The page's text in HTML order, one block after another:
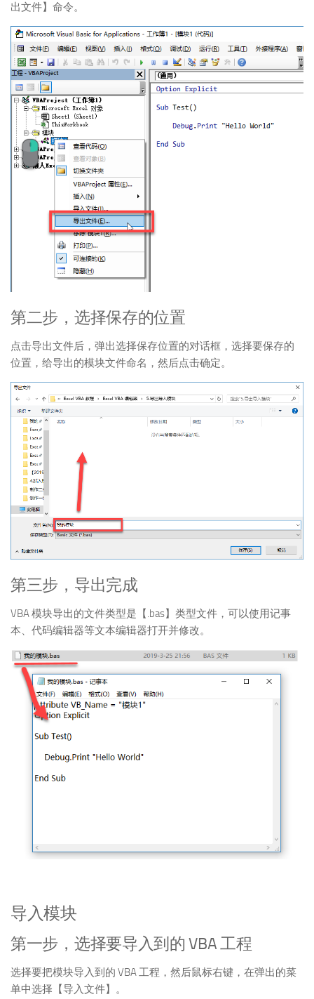
出文件】命令。
第二步，选择保存的位置
点击导出文件后，弹出选择保存位置的对话框，选择要保存的
位置，给导出的模块文件命名，然后点击确定。
第三步，导出完成
VBA 模块导出的文件类型是【.bas】类型文件，可以使用记事
本、代码编辑器等文本编辑器打开并修改。
导入模块
第一步，选择要导入到的 VBA 工程
选择要把模块导入到的 VBA 工程，然后鼠标右键，在弹出的菜
单中选择【导入文件】。